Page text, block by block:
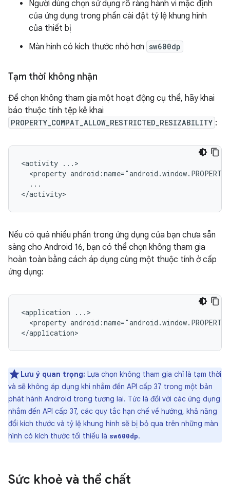
Người dùng chọn sử dụng rõ ràng hành vi mặc định
của ứng dụng trong phần cài đặt tỷ lệ khung hình
của thiết bị
Màn hình có kích thước nhỏ hơn sw600dp
Tạm thời không nhận
Để chọn không tham gia một hoạt động cụ thể, hãy khai
báo thuộc tính tệp kê khai
PROPERTY_COMPAT_ALLOW_RESTRICTED_RESIZABILITY :
<activity
<property
...
Nếu có quá nhiều phần trong ứng dụng của bạn chưa sẵn
sàng cho Android 16, bạn có thể chọn không tham gia
hoàn toàn bằng cách áp dụng cùng một thuộc tính ở cấp
ứng dụng:
<application
<property
Lưu ý quan trọng: Lựa chọn không tham gia chỉ là tạm thời
và sẽ không áp dụng khi nhắm đến API cấp 37 trong một bản
phát hành Android trong tương lai. Tức là đối với các ứng dụng
nhắm đến API cấp 37, các quy tắc hạn chế về hướng, khả năng
đổi kích thước và tỷ lệ khung hình sẽ bị bỏ qua trên những màn
hình có kích thước tối thiểu là sw600dp.
Sức khoẻ và thể chất